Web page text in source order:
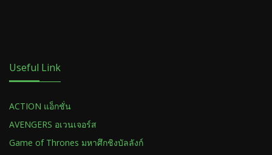
Useful Link
ACTION แอ็กชั่น
AVENGERS อเวนเจอร์ส
Game of Thrones มหาศึกชิงบัลลังก์